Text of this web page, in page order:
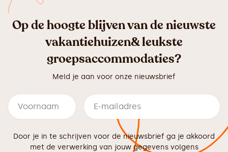
Op de hoogte blijven van de nieuwste
vakantiehuizen& leukste
groepsaccommodaties?
Meld je aan voor onze nieuwsbrief
Door je in te schrijven voor de nieuwsbrief ga je akkoord
met de verwerking van jouw gegevens volgens